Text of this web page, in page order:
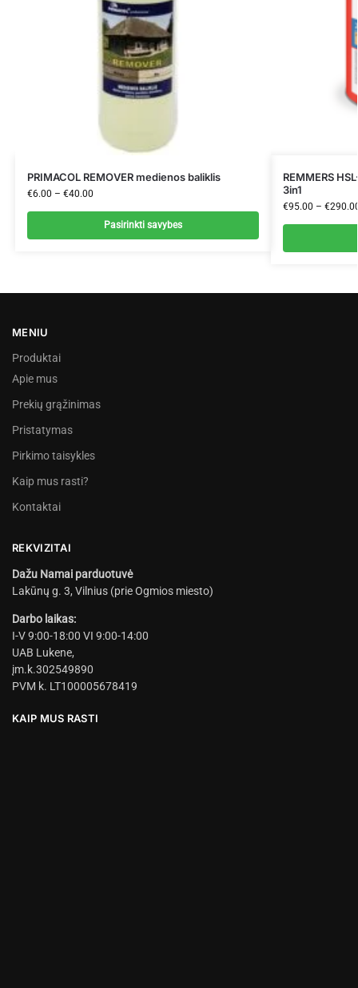
PRIMACOL REMOVER medienos baliklis
€6.00 – €40.00
Pasirinkti savybes
REMMERS
3in1
€95.00 – €
MENIU
Produktai
Apie mus
Prekių grąžinimas
Pristatymas
Pirkimo taisykles
Kaip mus rasti?
Kontaktai
REKVIZITAI
Dažu Namai parduotuvė
Lakūnų g. 3, Vilnius (prie Ogmios miesto)
Darbo laikas:
I-V 9:00-18:00 VI 9:00-14:00
UAB Lukene,
įm.k.302549890
PVM k. LT100005678419
KAIP MUS RASTI